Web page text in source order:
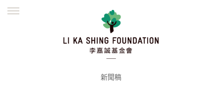
繁體
新聞稿